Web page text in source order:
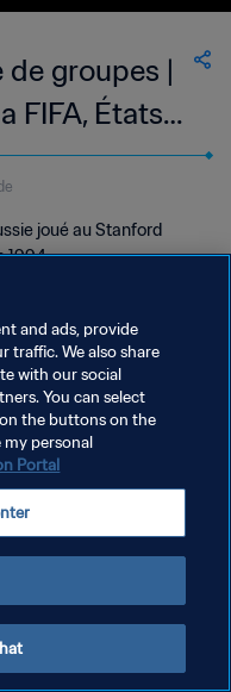
de groupes |
FIFA, États-
joué au Stanford
1994.
and ads, provide
traffic. We also share
with our social
You can select
the buttons on the
my personal
Portal